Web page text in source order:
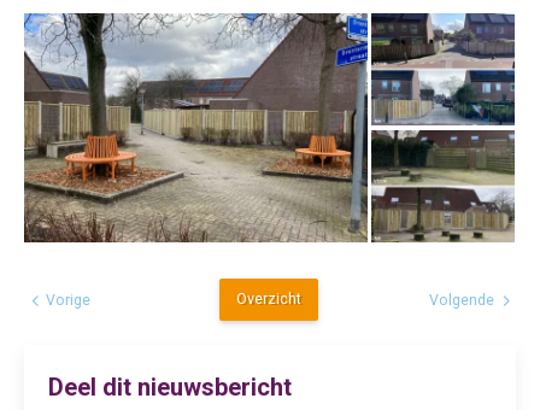
Volgende
Overzicht
Vorige
Deel dit nieuwsbericht